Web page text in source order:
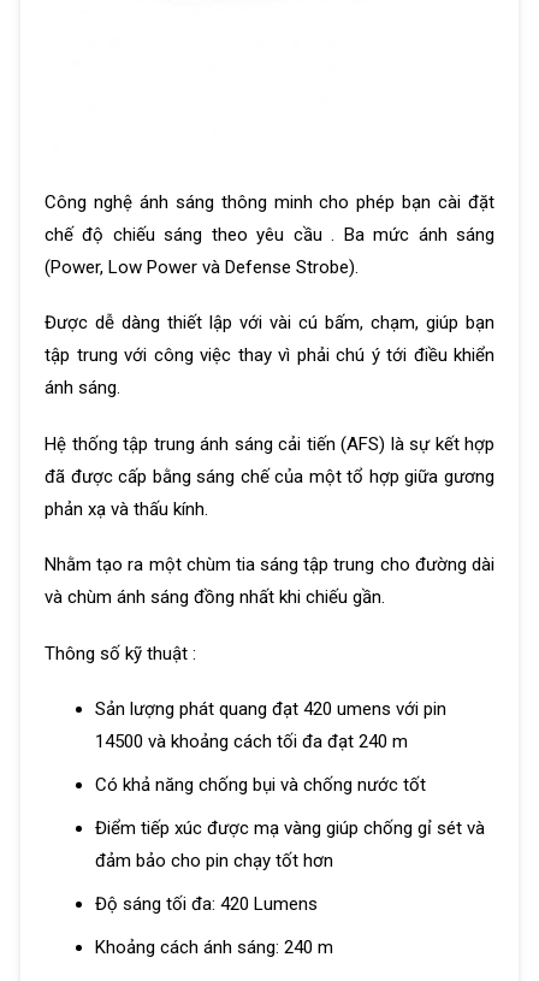
Công nghệ ánh sáng thông minh cho phép bạn cài đặt
chế độ chiếu sáng theo yêu cầu . Ba mức ánh sáng
(Power, Low Power và Defense Strobe).
Được dễ dàng thiết lập với vài cú bấm, chạm, giúp bạn
tập trung với công việc thay vì phải chú ý tới điều khiển
ánh sáng.
Hệ thống tập trung ánh sáng cải tiến (AFS) là sự kết hợp
đã được cấp bằng sáng chế của một tổ hợp giữa gương
phản xạ và thấu kính.
Nhằm tạo ra một chùm tia sáng tập trung cho đường dài
và chùm ánh sáng đồng nhất khi chiếu gần.
Thông số kỹ thuật :
Sản lượng phát quang đạt 420 umens với pin
14500 và khoảng cách tối đa đạt 240 m
Có khả năng chống bụi và chống nước tốt
Điểm tiếp xúc được mạ vàng giúp chống gỉ sét và
đảm bảo cho pin chạy tốt hơn
Độ sáng tối đa: 420 Lumens
Khoảng cách ánh sáng: 240 m